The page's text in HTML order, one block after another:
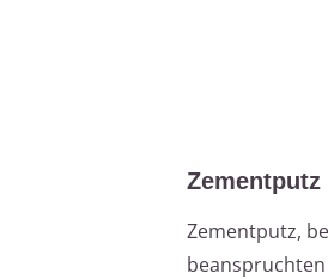
Zementputz
Zementputz,